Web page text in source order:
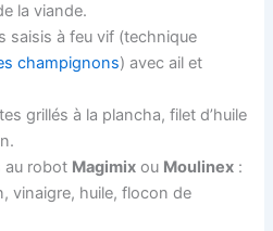
la viande.
saisis à feu vif (technique
champignons) avec ail et
grillés à la plancha, filet d’huile
au robot Magimix ou Moulinex :
vinaigre, huile, flocon de